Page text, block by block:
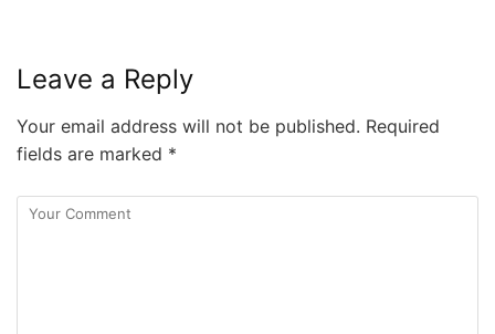
Leave a Reply
Your email address will not be published. Required
fields are marked *